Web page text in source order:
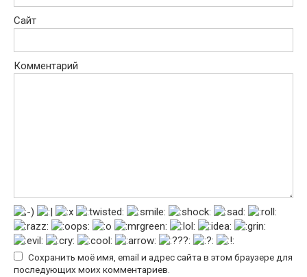
Сайт
Комментарий
Сохранить моё имя, email и адрес сайта в этом браузере для
последующих моих комментариев.